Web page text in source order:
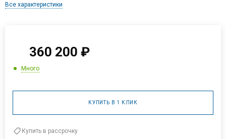
Все характеристики
360 200 ₽
Много
КУПИТЬ В 1 КЛИК
Купить в рассрочку